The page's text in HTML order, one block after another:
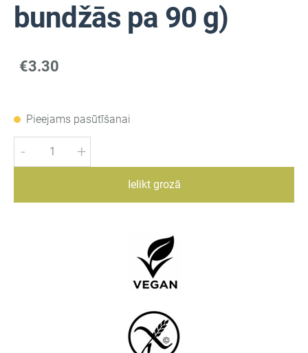
bundžās pa 90 g)
€3.30
Pieejams pasūtīšanai
- +
Ielikt grozā